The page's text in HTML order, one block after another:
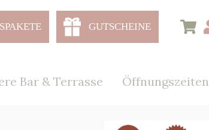
GUTSCHEINE
Bar & Terrasse Öffnungszeiten